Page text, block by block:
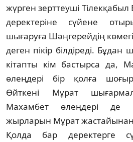
жүрген зерттеуші
деректеріне сүйене
шығаруға Шәңгерейдің
деген пікір білдіреді.
кітапты кім бас­тырса да,
өлеңдері бір қолға
Өйткені Мұ­рат
Махамбет өлең­дері де
жырларын Мұрат жастайынан
Қолда бар деректерге